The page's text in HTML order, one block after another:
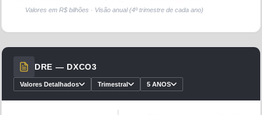
Valores em R$ bilhões · Visão anual (4º trimestre de cada ano)
DRE — DXCO3
Valores Detalhados Trimestral 5 ANOS